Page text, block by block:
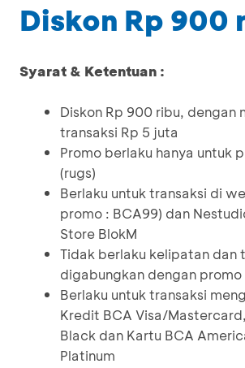
Diskon Rp 900
Syarat & Ketentuan :
Diskon Rp 900 ribu, dengan
transaksi Rp 5 juta
Promo berlaku hanya untuk
(rugs)
Berlaku untuk transaksi di
promo : BCA99) dan
Store BlokM
Tidak berlaku kelipatan dan
digabungkan dengan promo
Berlaku untuk transaksi
Kredit BCA Visa/
Black dan Kartu BCA
Platinum